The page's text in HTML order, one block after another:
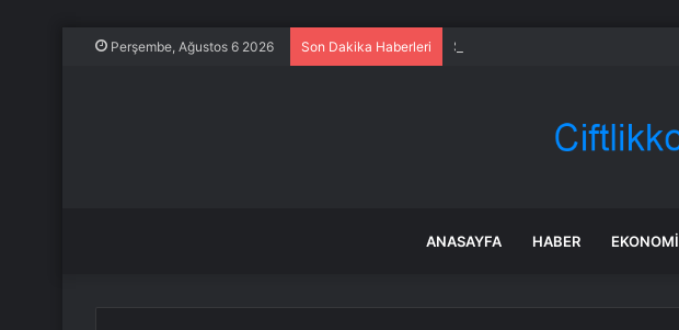
Perşembe, Ağustos 6 2026 Son Dakika Haberleri Sapanca SGM’de renkli etkinlik
ANASAYFA HABER EKONOMI